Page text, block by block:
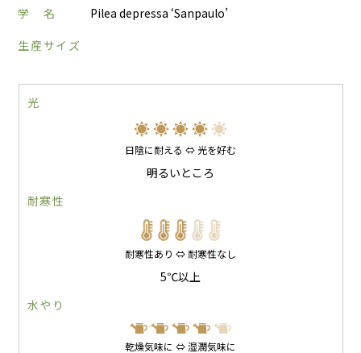
学 名
Pilea depressa ‘Sanpaulo’
生産サイズ
光
日陰に耐える ⇔ 光を好む
明るいところ
耐寒性
耐寒性あり ⇔ 耐寒性なし
5℃以上
水やり
乾燥気味に ⇔ 湿潤気味に